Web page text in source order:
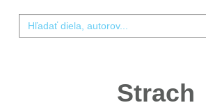
Strach